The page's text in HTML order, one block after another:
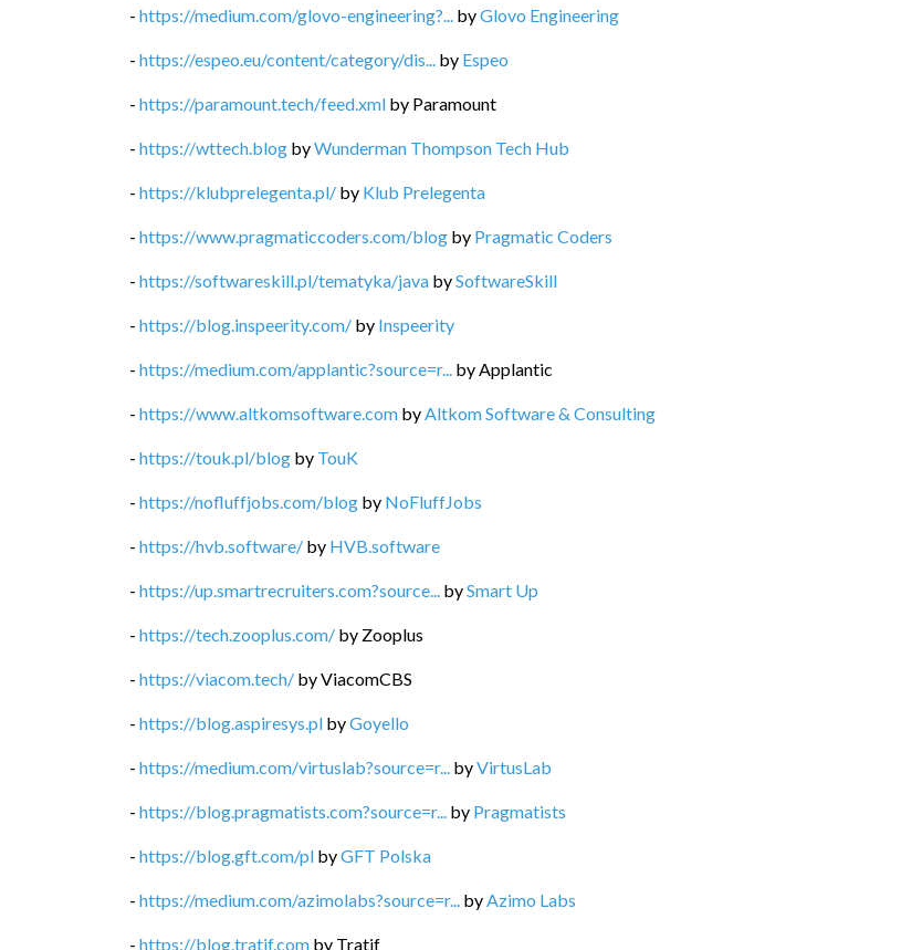
- https://medium.com/glovo-engineering?... byGlovo Engineering
- https://espeo.eu/content/category/dis... by Espeo
- https://paramount.tech/feed.xml by Paramount
- https://wttech.blog byWunderman Thompson Tech Hub
- https://klubprelegenta.pl/ by Klub Prelegenta
- https://www.pragmaticcoders.com/blog by Pragmatic Coders
- https://softwareskill.pl/tematyka/java bySoftwareSkill
- https://blog.inspeerity.com/ by Inspeerity
- https://medium.com/applantic?source=r... byApplantic
- https://www.altkomsoftware.com byAltkom Software & Consulting
- https://touk.pl/blog by TouK
- https://nofluffjobs.com/blog by NoFluffJobs
- https://hvb.software/ by HVB.software
- https://up.smartrecruiters.com?source... bySmart Up
- https://tech.zooplus.com/ by Zooplus
- https://viacom.tech/ byViacomCBS
- https://blog.aspiresys.pl byGoyello
- https://medium.com/virtuslab?source=r... byVirtusLab
- https://blog.pragmatists.com?source=r... by Pragmatists
- https://blog.gft.com/pl byGFT Polska
- https://medium.com/azimolabs?source=r... byAzimo Labs
- https://blog.tratif.com by Tratif